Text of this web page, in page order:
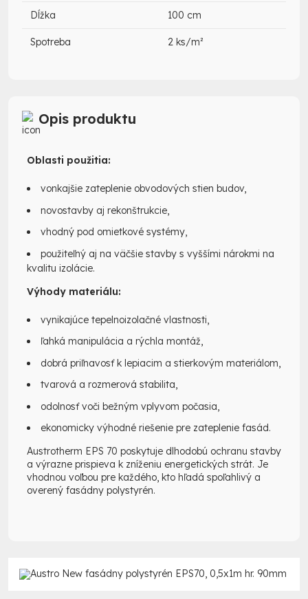
Opis produktu
Oblasti použitia:
vonkajšie zateplenie obvodových stien budov,
novostavby aj rekonštrukcie,
vhodný pod omietkové systémy,
použiteľný aj na väčšie stavby s vyššími nárokmi na
kvalitu izolácie.
Výhody materiálu:
vynikajúce tepelnoizolačné vlastnosti,
ľahká manipulácia a rýchla montáž,
dobrá priľnavosť k lepiacim a stierkovým materiálom,
tvarová a rozmerová stabilita,
odolnosť voči bežným vplyvom počasia,
ekonomicky výhodné riešenie pre zateplenie fasád.
Austrotherm EPS 70 poskytuje dlhodobú ochranu stavby
a výrazne prispieva k zníženiu energetických strát. Je
vhodnou voľbou pre každého, kto hľadá spoľahlivý a
overený fasádny polystyrén.
Dĺžka 100 cm
Spotreba 2 ks/m²